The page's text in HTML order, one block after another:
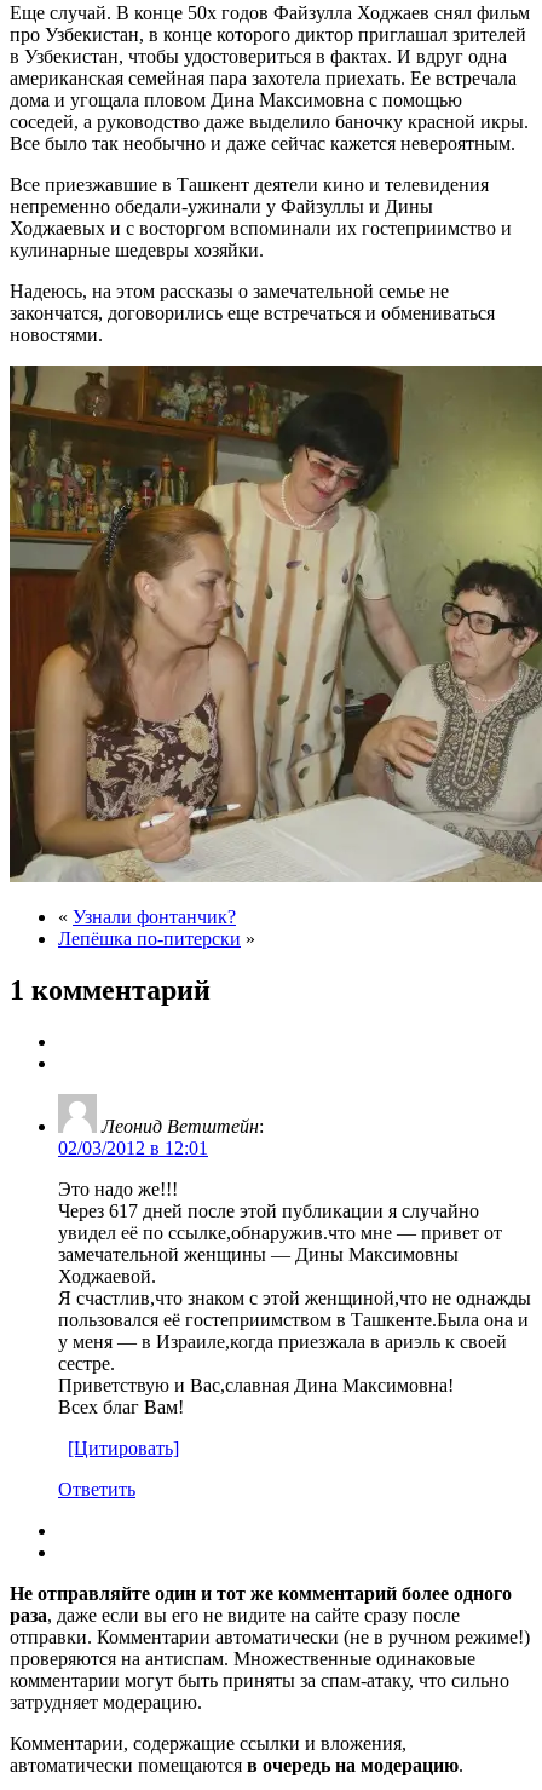
Еще случай. В конце 50х годов Файзулла Ходжаев снял фильм
про Узбекистан, в конце которого диктор приглашал зрителей
в Узбекистан, чтобы удостовериться в фактах. И вдруг одна
американская семейная пара захотела приехать. Ее встречала
дома и угощала пловом Дина Максимовна с помощью
соседей, а руководство даже выделило баночку красной икры.
Все было так необычно и даже сейчас кажется невероятным.
Все приезжавшие в Ташкент деятели кино и телевидения
непременно обедали-ужинали у Файзуллы и Дины
Ходжаевых и с восторгом вспоминали их гостеприимство и
кулинарные шедевры хозяйки.
Надеюсь, на этом рассказы о замечательной семье не
закончатся, договорились еще встречаться и обмениваться
новостями.
« Узнали фонтанчик?
Лепёшка по-питерски »
1 комментарий
Леонид Ветштейн:
02/03/2012 в 12:01
Это надо же!!!
Через 617 дней после этой публикации я случайно
увидел её по ссылке,обнаружив.что мне — привет от
замечательной женщины — Дины Максимовны
Ходжаевой.
Я счастлив,что знаком с этой женщиной,что не однажды
пользовался её гостеприимством в Ташкенте.Была она и
у меня — в Израиле,когда приезжала в ариэль к своей
сестре.
Приветствую и Вас,славная Дина Максимовна!
Всех благ Вам!
[Цитировать]
Ответить
Не отправляйте один и тот же комментарий более одного
раза, даже если вы его не видите на сайте сразу после
отправки. Комментарии автоматически (не в ручном режиме!)
проверяются на антиспам. Множественные одинаковые
комментарии могут быть приняты за спам-атаку, что сильно
затрудняет модерацию.
Комментарии, содержащие ссылки и вложения,
автоматически помещаются в очередь на модерацию.